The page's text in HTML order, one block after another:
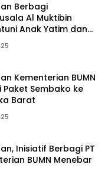
Berbagi
Al Muktibin
Anak Yatim dan
Kementerian BUMN
Paket Sembako ke
Barat
Inisiatif Berbagi PT
BUMN Menebar